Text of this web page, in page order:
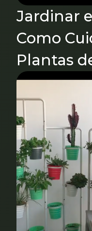
Jardinar
Como
Plantas